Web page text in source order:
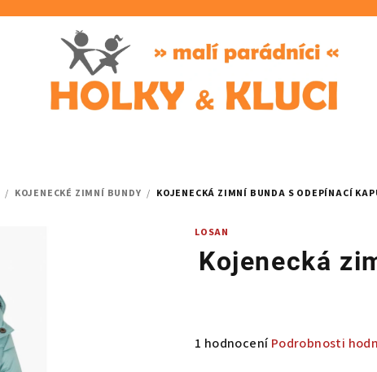
/ KOJENECKÉ ZIMNÍ BUNDY / KOJENECKÁ ZIMNÍ BUNDA S ODEPÍNACÍ
LOSAN
Kojenecká
Průměrné
1 hodnocení Podrobnosti